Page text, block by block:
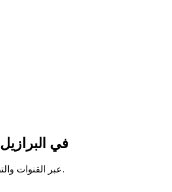
أين تشاهد مباريات POLAND في FRIENDSHIP في البرازيل
اعرف أين تُبث مباريات Poland في Friendship عبر القنوات والتطبيقات الرسمية في البرازيل.